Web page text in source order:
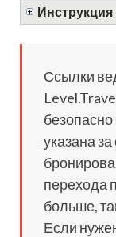
Инструкция
Ссылки
безопасно
указана
перехода
больше,
Если